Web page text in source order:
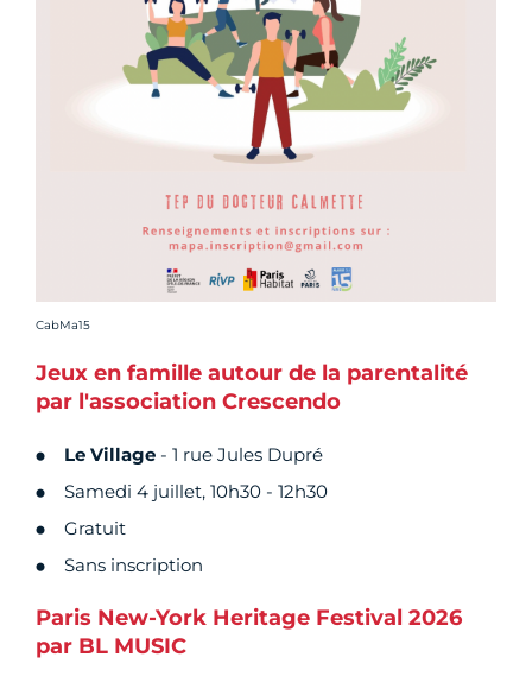
Crédit photo :
CabMa15
Jeux en famille autour de la parentalité
par l'association Crescendo
Le Village - 1 rue Jules Dupré
Samedi 4 juillet, 10h30 - 12h30
Gratuit
Sans inscription
Paris New-York Heritage Festival 2026
par BL MUSIC